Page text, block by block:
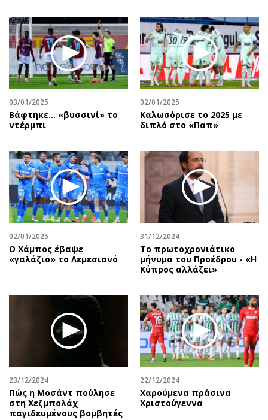
03/01/2025
Βάφτηκε... «βυσσινί» το
ντέρμπι
02/01/2025
Καλωσόρισε το 2025 με
διπλό στο «Παπ»
02/01/2025
Ο Χάμπος έβαψε
«γαλάζιο» το Λεμεσιανό
31/12/2024
Το πρωτοχρονιάτικο
μήνυμα του Προέδρου - «Η
Κύπρος αλλάζει»
23/12/2024
Πώς η Μοσάντ πούλησε
στη Χεζμπολάχ
παγιδευμένους βομβητές
22/12/2024
Χαρούμενα πράσινα
Χριστούγεννα